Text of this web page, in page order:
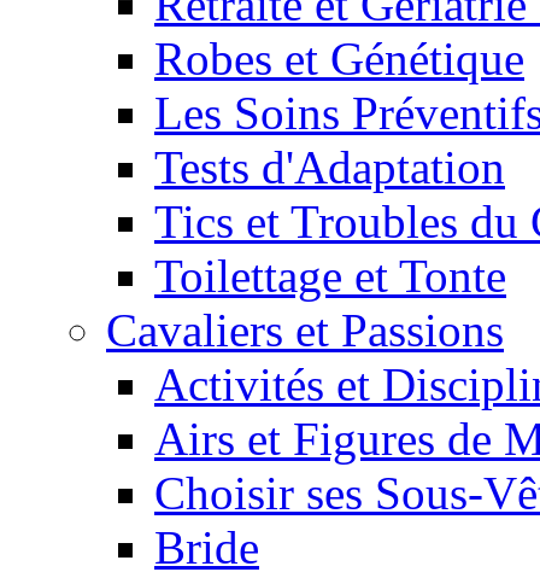
Robes et Génétique
Les Soins
Tests d'Adaptation
Tics et Troubles du
Toilettage et Tonte
Cavaliers et Passions
Activités et
Airs et Figures de
Choisir ses Sous-
Bride